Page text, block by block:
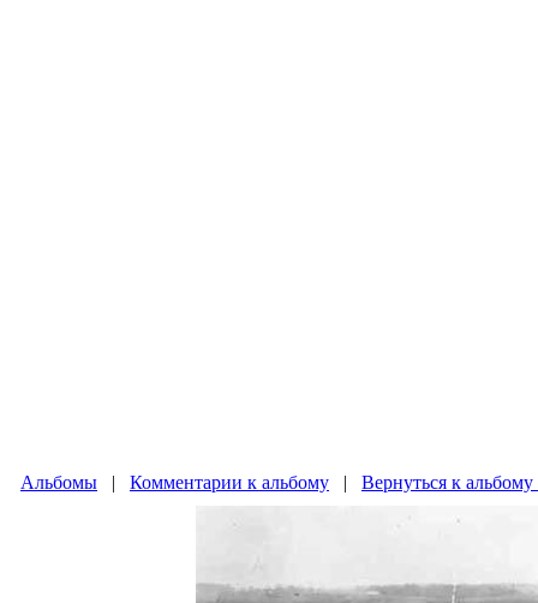
Альбомы | Комментарии к альбому | Вернуться к